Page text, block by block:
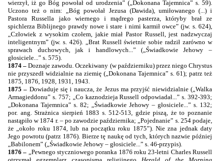
wierzył, iż go Bóg powołał od urodzenia” („Dokonana Tajemnica” s. 59).
Uczono też o nim: „Bóg powołał Jezusa (Dawida), umiłowanego (...) i
Pastora Russella jako wiernego i mądrego pasterza, któryby brał ze
spichlerza Biblijnego prawdy nowe i stare i nimi karmił owce” (jw. s. 624),
„Człowiek z wysokim czołem, jakie miał Pastor Russell, jest nadzwyczaj
inteligentnym” (jw. s. 426). „Brat Russell świetnie sobie radził zarówno w
sprawach duchowych, jak i handlowych...” („Świadkowie Jehowy –
głosiciele...” s. 575).
1874 –Doznaje zawodu. Oczekiwany (w październiku) przez niego Chrystus
nie przyszedł widzialnie na ziemię („Dokonana Tajemnica” s. 61); patrz też
1875, 1876, 1928, 1931, 1943.
1875 – Dowiaduje się i naucza, że Jezus ma przyjść niewidzialnie („Walka
Armagieddonu” s. 757; „Co kaznodzieja Russell odpowiadał...” s. 392-393;
„Dokonana Tajemnica” s. 82; „Świadkowie Jehowy – głosiciele...” s. 132;
por. ang. Strażnica sierpień 1883 s. 512-513, gdzie piszą, że to poznanie
nastąpiło w 1874 r. – po zawodzie października; „Pojednanie” s. 254 podaje,
że „około roku 1874, lub na początku roku 1875”). Nie zna jednak daty
Jego powrotu (patrz 1876). Bierze tę naukę od tych, których nazwie później
„Babilonem” („Świadkowie Jehowy – głosiciele...” s. 46-przypis).
1876 – „Pewnego styczniowego poranka 1876 roku 23-letni Charles Russell